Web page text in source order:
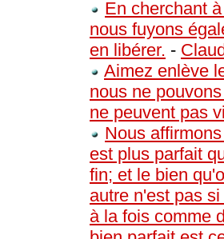
En cherchant
nous fuyons
en libérer. -
Aimez enlève
nous ne
ne peuvent pas
Nous
est plus parfait
fin; et le bien
autre n'est pas
à la fois comme